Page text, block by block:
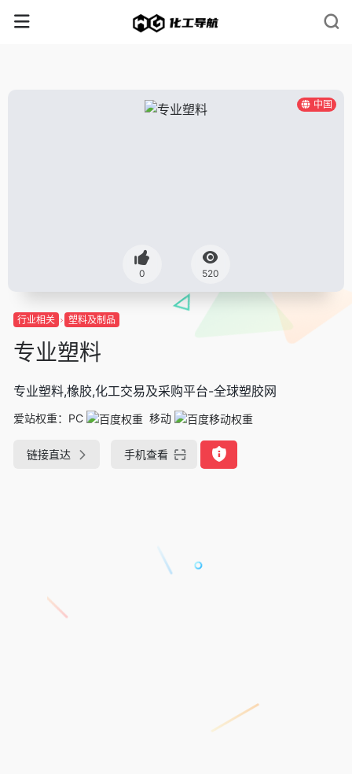
中国
0 520
行业相关 塑料及制品
专业塑料
专业塑料,橡胶,化工交易及采购平台-全球塑胶网
爱站权重： PC 移动
链接直达 手机查看